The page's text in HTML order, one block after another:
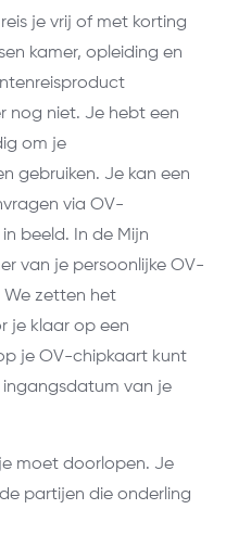
je vrij of met korting
kamer, opleiding en
nog niet. Je hebt een
om je
gebruiken. Je kan een
via OV-
beeld. In de Mijn
van je persoonlijke OV-
zetten het
je klaar op een
je OV-chipkaart kunt
ingangsdatum van je
moet doorlopen. Je
partijen die onderling